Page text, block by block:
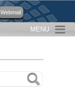
Webmail
MENU